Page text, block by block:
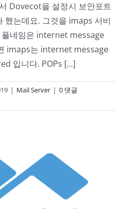
Dovecot을 설정시 보안포트
했는데요. 그것을 imaps 서비
네임은 internet message
imaps는 internet message
입니다. POPs [...]
| Mail Server | 0 댓글